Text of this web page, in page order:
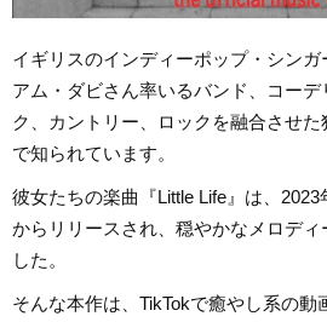
イギリスのインディーポップ・シンガ
アム・ダビさん率いるバンド、コー
ク、カントリー、ロックを融合させ
で知られています。
彼女たちの楽曲『Little Life』は、2023
からリリースされ、穏やかなメロディ
した。
そんな本作は、TikTokで癒やし系の動